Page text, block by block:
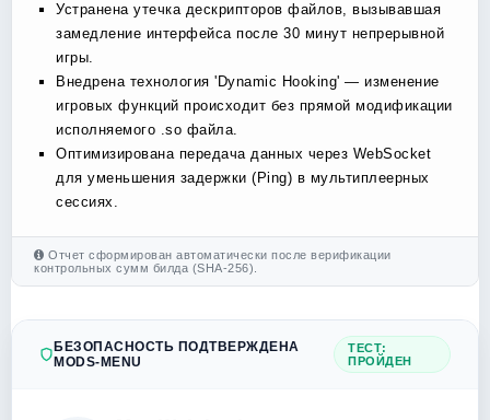
Устранена утечка дескрипторов файлов, вызывавшая
замедление интерфейса после 30 минут непрерывной
игры.
Внедрена технология 'Dynamic Hooking' — изменение
игровых функций происходит без прямой модификации
исполняемого .so файла.
Оптимизирована передача данных через WebSocket
для уменьшения задержки (Ping) в мультиплеерных
сессиях.
Отчет сформирован автоматически после верификации
контрольных сумм билда (SHA-256).
БЕЗОПАСНОСТЬ ПОДТВЕРЖДЕНА
MODS-MENU
ТЕСТ:
ПРОЙДЕН